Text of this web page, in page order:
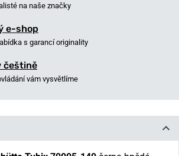
na naše značky
e-shop
s garancí originality
češtině
vám vysvětlíme